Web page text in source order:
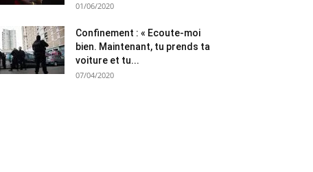
01/06/2020
Confinement : « Ecoute-moi
bien. Maintenant, tu prends ta
voiture et tu...
07/04/2020